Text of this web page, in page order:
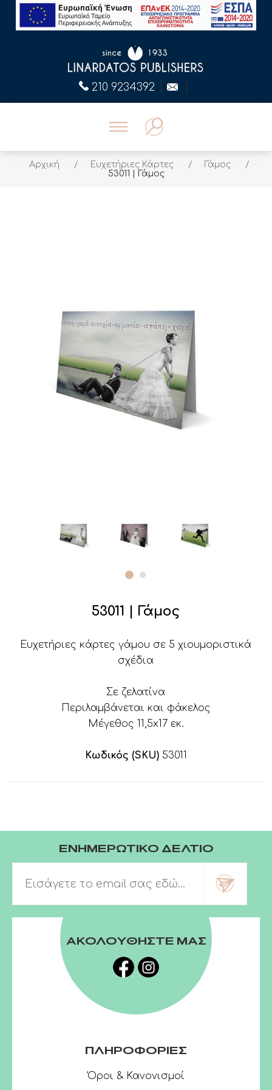
210 9234392
Αρχική / Ευχετήριες Κάρτες / Γάμος
/
53011 | Γάμος
53011 | Γάμος
Ευχετήριες κάρτες γάμου σε 5 χιουμοριστικά
σχέδια
Σε ζελατίνα
Περιλαμβάνεται και φάκελος
Μέγεθος 11,5x17 εκ.
Κωδικός (SKU)53011
ΕΝΗΜΕΡΩΤΙΚΟ ΔΕΛΤΙΟ
ΑΚΟΛΟΥΘΗΣΤΕ ΜΑΣ
ΠΛΗΡΟΦΟΡΙΕΣ
Όροι & Κανονισμοί